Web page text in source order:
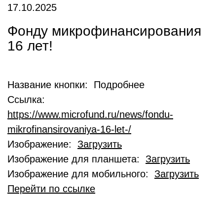
17.10.2025
Фонду микрофинансирования
16 лет!
Название кнопки: Подробнее
Ссылка:
https://www.microfund.ru/news/fondu-
mikrofinansirovaniya-16-let-/
Изображение: Загрузить
Изображение для планшета: Загрузить
Изображение для мобильного: Загрузить
Перейти по ссылке